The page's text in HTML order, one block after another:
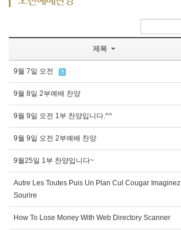
제목
9월 7일 오전
9월 8일 2부예배 찬양
9월 9일 오전 1부 찬양입니다.^^
9월 9일 오전 2부예배 찬양
9월25일 1부 찬양입니다~
Autre Les Toutes Puis Un Plan Cul Cougar Imaginez
Sourire
How To Lose Money With Web Directory Scanner